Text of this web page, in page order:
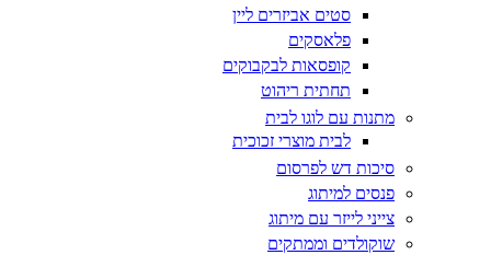
סטים אביזרים ליין
פלאסקים
קופסאות לבקבוקים
תחתית ריהוט
מתנות עם לוגו לבית
לבית מוצרי זכוכית
סיכות דש לפרסום
פנסים למיתוג
צייני לייזר עם מיתוג
שוקולדים וממתקים